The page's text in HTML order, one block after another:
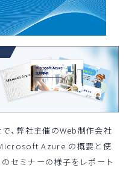
強み
、弊社主催のWeb制作会社
Azure の概要と使
セミナーの様子をレポート